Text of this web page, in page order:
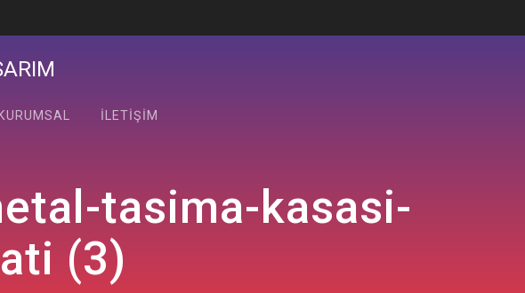
KURUMSAL İLETIŞIM
tasima-kasasi-
(3)